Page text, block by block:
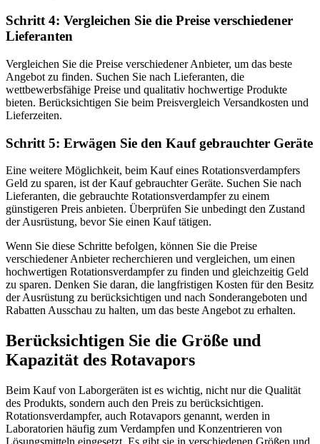
Schritt 4: Vergleichen Sie die Preise verschiedener
Lieferanten
Vergleichen Sie die Preise verschiedener Anbieter, um das beste
Angebot zu finden. Suchen Sie nach Lieferanten, die
wettbewerbsfähige Preise und qualitativ hochwertige Produkte
bieten. Berücksichtigen Sie beim Preisvergleich Versandkosten und
Lieferzeiten.
Schritt 5: Erwägen Sie den Kauf gebrauchter Geräte
Eine weitere Möglichkeit, beim Kauf eines Rotationsverdampfers
Geld zu sparen, ist der Kauf gebrauchter Geräte. Suchen Sie nach
Lieferanten, die gebrauchte Rotationsverdampfer zu einem
günstigeren Preis anbieten. Überprüfen Sie unbedingt den Zustand
der Ausrüstung, bevor Sie einen Kauf tätigen.
Wenn Sie diese Schritte befolgen, können Sie die Preise
verschiedener Anbieter recherchieren und vergleichen, um einen
hochwertigen Rotationsverdampfer zu finden und gleichzeitig Geld
zu sparen. Denken Sie daran, die langfristigen Kosten für den Besitz
der Ausrüstung zu berücksichtigen und nach Sonderangeboten und
Rabatten Ausschau zu halten, um das beste Angebot zu erhalten.
Berücksichtigen Sie die Größe und
Kapazität des Rotavapors
Beim Kauf von Laborgeräten ist es wichtig, nicht nur die Qualität
des Produkts, sondern auch den Preis zu berücksichtigen.
Rotationsverdampfer, auch Rotavapors genannt, werden in
Laboratorien häufig zum Verdampfen und Konzentrieren von
Lösungsmitteln eingesetzt. Es gibt sie in verschiedenen Größen und